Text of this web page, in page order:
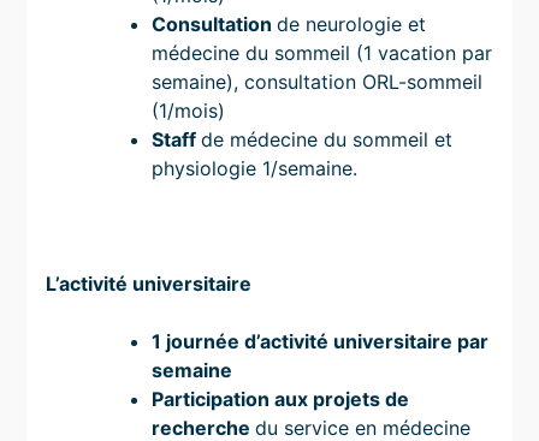
Consultationde neurologie et
médecine du sommeil (1 vacation par
semaine), consultation ORL-sommeil
(1/mois)
Staffde médecine du sommeil et
physiologie 1/semaine.
L’activité universitaire
1 journée d’activité universitaire par
semaine
Participation aux projets de
recherchedu service en médecine